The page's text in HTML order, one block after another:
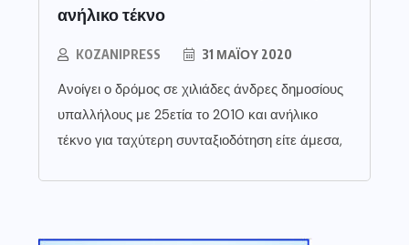
ανήλικο τέκνο
KOZANIPRESS 31 ΜΑΪ́ΟΥ 2020
Aνοίγει ο δρόμος σε χιλιάδες άνδρες δημοσίους
υπαλλήλους με 25ετία το 2010 και ανήλικο
τέκνο για ταχύτερη συνταξιοδότηση είτε άμεσα,